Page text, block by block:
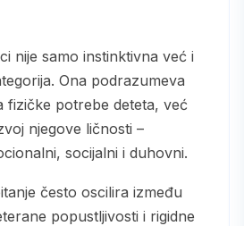
Ona podrazumeva
fizičke potrebe deteta, već
njegove ličnosti –
socijalni i duhovni.
popustljivosti i rigidne